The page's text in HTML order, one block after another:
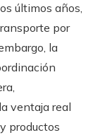
últimos años,
por
la
ventaja real
productos